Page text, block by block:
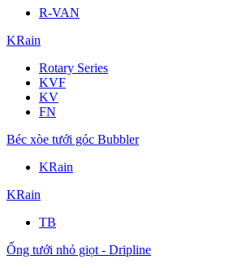
R-VAN
KRain
Rotary Series
KVF
KV
FN
Béc xòe tưới góc Bubbler
KRain
KRain
TB
Ống tưới nhỏ giọt - Dripline